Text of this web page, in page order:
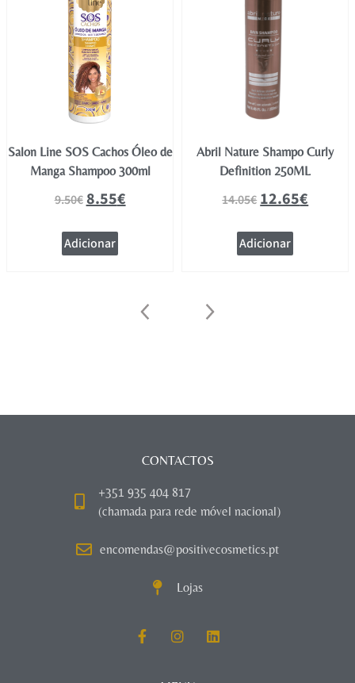
Salon Line SOS Cachos Óleo de
Manga Shampoo 300ml
9.50€8.55€
Adicionar
Abril Nature Shampo Curly
Definition 250ML
14.05€12.65€
Adicionar
CONTACTOS
+351 935 404 817
(chamada para rede móvel nacional)
encomendas@positivecosmetics.pt
Lojas